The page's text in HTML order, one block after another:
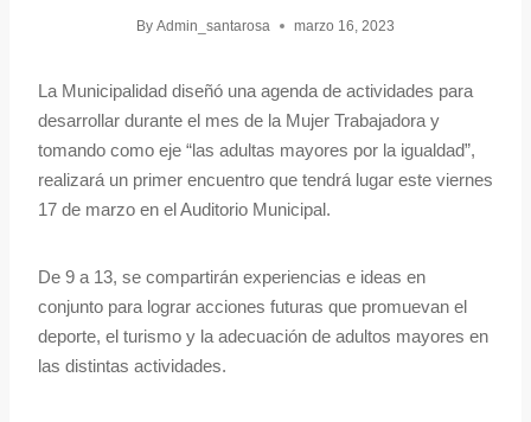
By Admin_santarosa marzo 16, 2023
La Municipalidad diseñó una agenda de actividades para
desarrollar durante el mes de la Mujer Trabajadora y
tomando como eje “las adultas mayores por la igualdad”,
realizará un primer encuentro que tendrá lugar este viernes
17 de marzo en el Auditorio Municipal.
De 9 a 13, se compartirán experiencias e ideas en
conjunto para lograr acciones futuras que promuevan el
deporte, el turismo y la adecuación de adultos mayores en
las distintas actividades.